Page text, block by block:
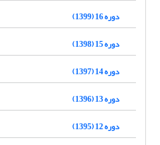
دوره 16 (1399)
دوره 15 (1398)
دوره 14 (1397)
دوره 13 (1396)
دوره 12 (1395)